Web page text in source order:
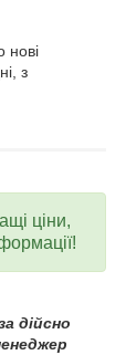
нові
з
ціни,
дійсно